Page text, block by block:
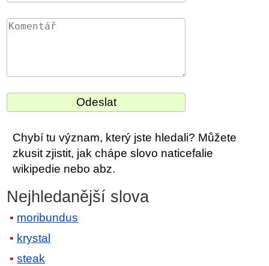
Chybí tu význam, který jste hledali? Můžete
zkusit zjistit, jak chápe slovo naticefalie
wikipedie nebo abz.
Nejhledanější slova
moribundus
krystal
steak